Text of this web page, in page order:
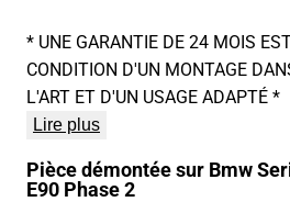
* UNE GARANTIE DE 24 MOIS
CONDITION D'UN MONTAGE
L'ART ET D'UN USAGE ADAPTÉ *
Lire plus
Pièce démontée sur Bmw
E90 Phase 2